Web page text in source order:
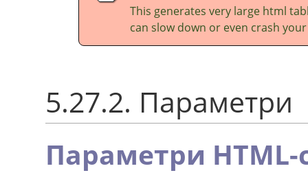
This generates very large html
can slow down or even crash
5.27.2. Параметри
Параметри HTML-